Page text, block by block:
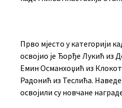
Прво мјесто у категорији
освојио је Ђорђе Лукић из
Емин Османхоџић из
Радонић из Теслића.
освојили су новчане